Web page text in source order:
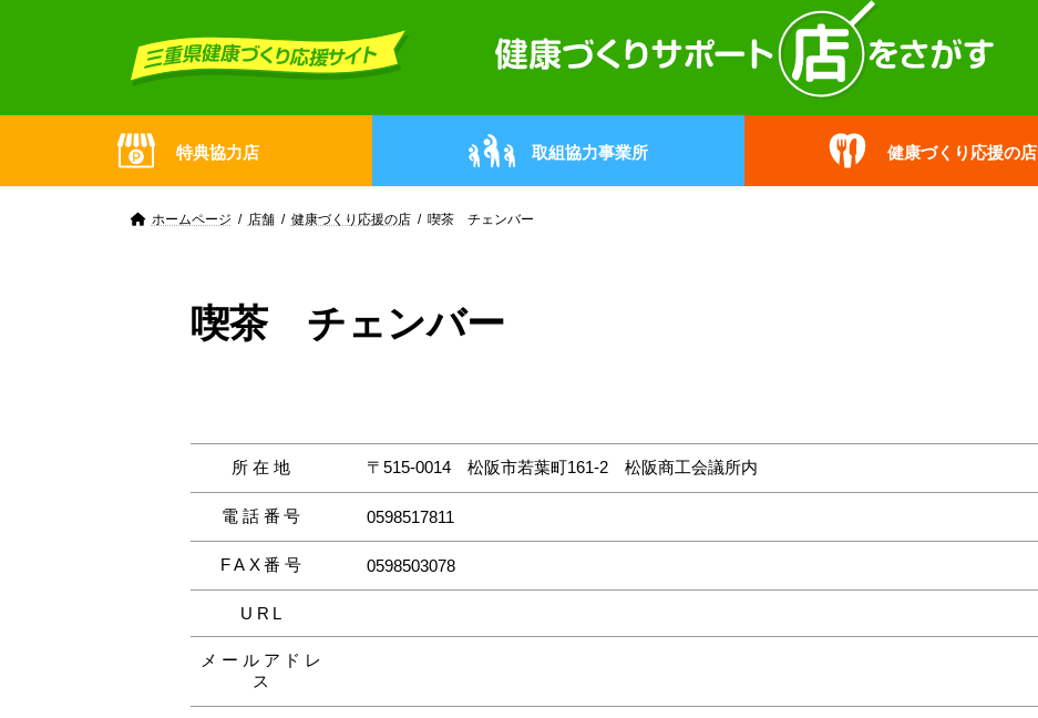
特典協力店 取組協力事業所 健康づくり応援の店
ホームページ 店舗 健康づくり応援の店 喫茶 チェンバー
喫茶 チェンバー
所在地 〒515-0014 松阪市若葉町161-2 松阪商工会議所内
電話番号 0598517811
FAX番号 0598503078
URL
メールアドレ
ス